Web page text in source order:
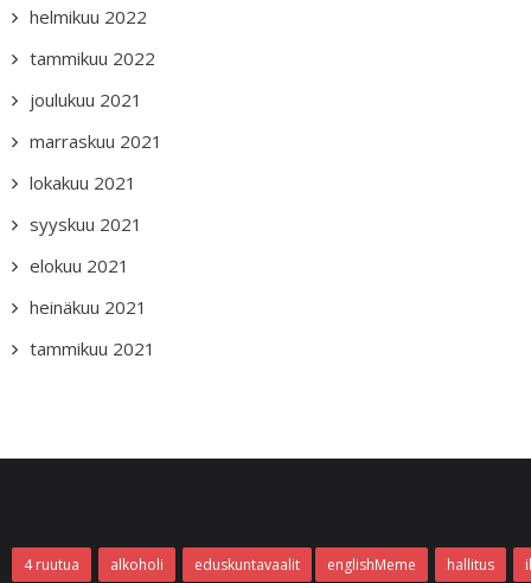
helmikuu 2022
tammikuu 2022
joulukuu 2021
marraskuu 2021
lokakuu 2021
syyskuu 2021
elokuu 2021
heinäkuu 2021
tammikuu 2021
4 ruutua alkoholi eduskuntavaalit englishMeme hallitus